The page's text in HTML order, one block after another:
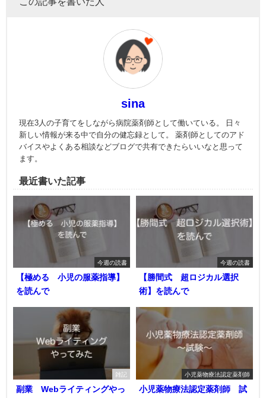
sina
現在3人の子育てをしながら病院薬剤師として働いている。 日々
新しい情報が来る中で自分の健忘録として。 薬剤師としてのアド
バイスやよくある相談などブログで共有できたらいいなと思って
ます。
最近書いた記事
今週の読書
【極める 小児の服薬指導】
を読んで
今週の読書
【勝間式 超ロジカル選択
術】を読んで
雑記
副業 Webライティングやっ
小児薬物療法認定薬剤師
小児薬物療法認定薬剤師 試